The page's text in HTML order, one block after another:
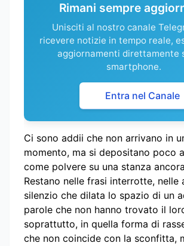
Rimani sempre
Unisciti al nostro canale
ricevere notizie in tempo reale,
aggiornamenti direttamente
smartphone.
Entra nel Canale
Ci sono addii che non arrivano in
momento, ma si depositano poco
come polvere su una stanza
Restano nelle frasi interrotte, nelle
silenzio che dilata lo spazio di un
parole che non hanno trovato il
soprattutto, in quella forma di
che non coincide con la sconfitta,